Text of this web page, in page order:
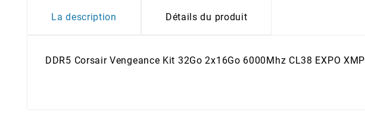
La description Détails du produit
DDR5 Corsair Vengeance Kit 32Go 2x16Go 6000Mhz CL38 EXPO XMP